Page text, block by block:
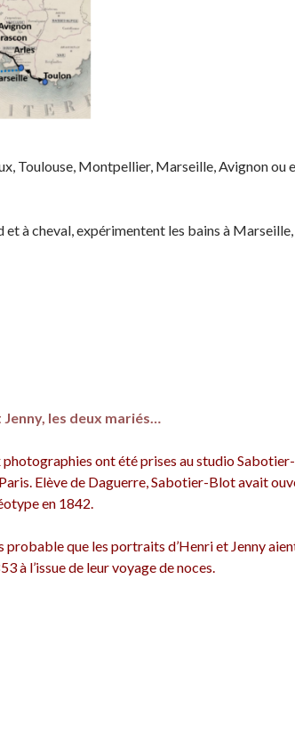
Toulouse, Montpellier, Marseille, Avignon ou
à cheval, expérimentent les bains à
Jenny, les deux mariés…
photographies ont été prises au studio
Elève de Daguerre, Sabotier-Blot avait
en 1842.
probable que les portraits d’Henri et Jenny
à l’issue de leur voyage de noces.